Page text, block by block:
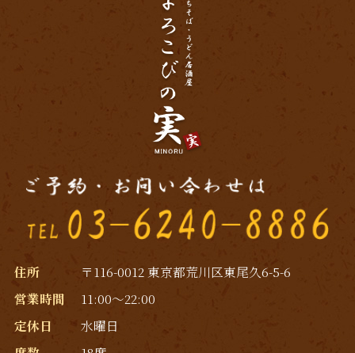
2019年2月
2019年1月
2018年12月
2018年11月
2018年9月 (3)
2018年8月 (1)
2018年7月(3)
2017年11月
住所
〒116-0012 東京都荒川区東尾久6-5-6
営業時間
11:00～22:00
定休日
水曜日